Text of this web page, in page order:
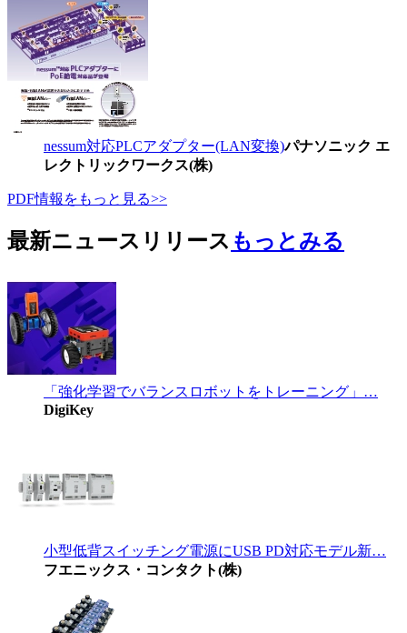
nessum対応PLCアダプター(LAN変換)パナソニック エ
レクトリックワークス(株)
PDF情報をもっと見る>>
最新ニュースリリース もっとみる
「強化学習でバランスロボットをトレーニング」…
DigiKey
小型低背スイッチング電源にUSB PD対応モデル新…
フエニックス・コンタクト(株)